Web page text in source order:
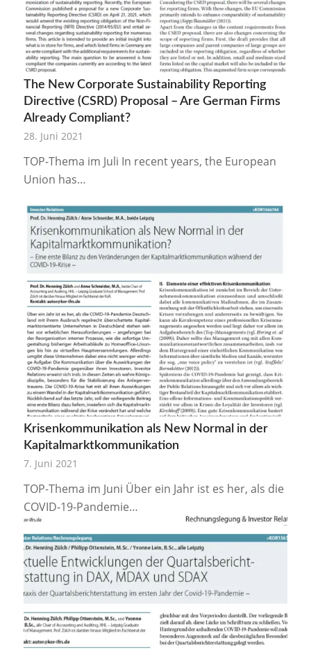
The New Corporate Sustainability Reporting
Directive (CSRD) Proposal – Are German Firms
Already Compliant?
28. Juni 2021
TOP-Thema im Juli In recent years, the European
Union has…
Krisenkommunikation als New Normal in der
Kapitalmarktkommunikation
7. Juni 2021
TOP-Thema im Juni Über ein Jahr ist es her, als die
COVID-19-Pandemie…